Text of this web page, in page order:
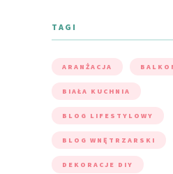
TAGI
ARANŻACJA
BIAŁA KUCHNIA
BLOG LIFESTYLOWY
BLOG WNĘTRZARSKI
DEKORACJE DIY